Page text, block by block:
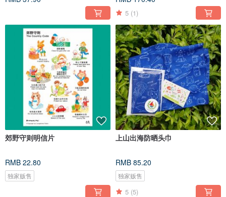
5 (1)
郊野守则明信片
RMB 22.80
独家贩售
上山出海防晒头巾
RMB 85.20
独家贩售
5 (5)